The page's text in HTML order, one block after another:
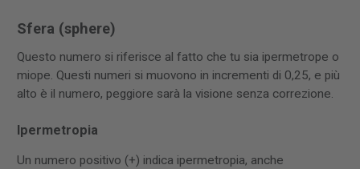
Sfera (sphere)
Questo numero si riferisce al fatto che tu sia ipermetrope o
miope. Questi numeri si muovono in incrementi di 0,25, e più
alto è il numero, peggiore sarà la visione senza correzione.
Ipermetropia
Un numero positivo (+) indica ipermetropia, anche